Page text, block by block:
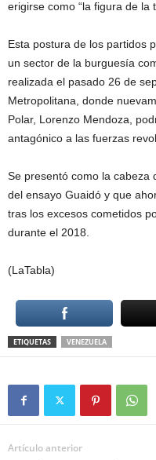
erigirse como “la figura de la
Esta postura de los partidos
un sector de la burguesía
realizada el pasado 26 de
Metropolitana, donde
Polar, Lorenzo Mendoza,
antagónico a las fuerzas
Se presentó como la cabeza
del ensayo Guaidó y que
tras los excesos cometidos
durante el 2018.
(LaTabla)
ETIQUETAS VENEZUELA
Artículo anterior